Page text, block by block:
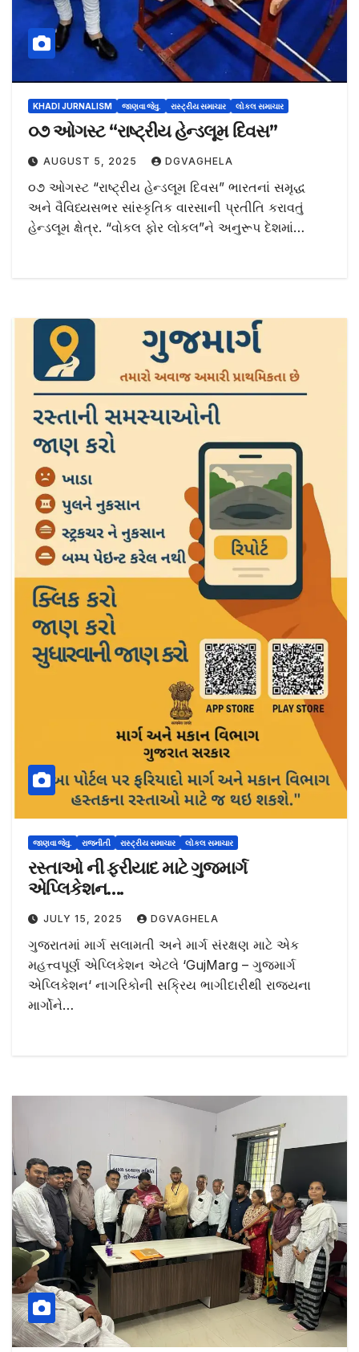
KHADI JURNALISM જાણવા જેવુ. રાસ્ટ્રીય સમાચાર લોકલ સમાચાર
૦૭ ઓગસ્ટ “રાષ્ટ્રીય હેન્ડલૂમ દિવસ”
AUGUST 5, 2025 DGVAGHELA
૦૭ ઓગસ્ટ “રાષ્ટ્રીય હેન્ડલૂમ દિવસ” ભારતનાં સમૃદ્ધ
અને વૈવિધ્યસભર સાંસ્કૃતિક વારસાની પ્રતીતિ કરાવતું
હેન્ડલૂમ ક્ષેત્ર. “વોકલ ફોર લોકલ”ને અનુરૂપ દેશમાં…
જાણવા જેવુ. રાજનીતી રાસ્ટ્રીય સમાચાર લોકલ સમાચાર
રસ્તાઓ ની ફરીયાદ માટે ગુજમાર્ગ
એપ્લિકેશન….
JULY 15, 2025 DGVAGHELA
ગુજરાતમાં માર્ગ સલામતી અને માર્ગ સંરક્ષણ માટે એક
મહત્ત્વપૂર્ણ એપ્લિકેશન એટલે ‘GujMarg – ગુજમાર્ગ
એપ્લિકેશન‘ નાગરિકોની સક્રિય ભાગીદારીથી રાજ્યના
માર્ગોને…